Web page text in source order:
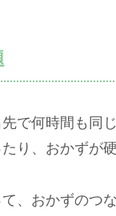
で何時間も同
り、おかずが
、おかずのつ